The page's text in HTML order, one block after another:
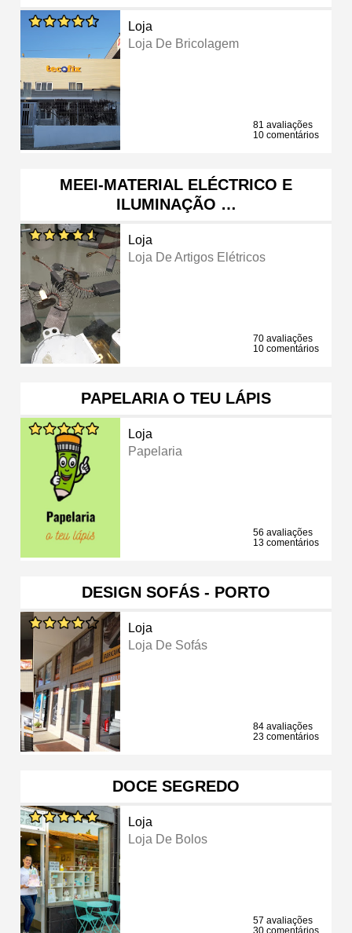
Loja
Loja De Bricolagem
81 avaliações
10 comentários
MEEI-MATERIAL ELÉCTRICO E
ILUMINAÇÃO …
Loja
Loja De Artigos Elétricos
70 avaliações
10 comentários
PAPELARIA O TEU LÁPIS
Loja
Papelaria
56 avaliações
13 comentários
DESIGN SOFÁS - PORTO
Loja
Loja De Sofás
84 avaliações
23 comentários
DOCE SEGREDO
Loja
Loja De Bolos
57 avaliações
30 comentários